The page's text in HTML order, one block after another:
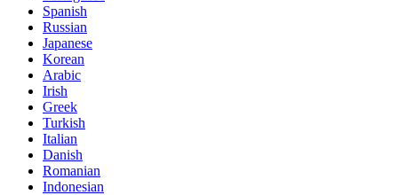
Spanish
Russian
Japanese
Korean
Arabic
Irish
Greek
Turkish
Italian
Danish
Romanian
Indonesian